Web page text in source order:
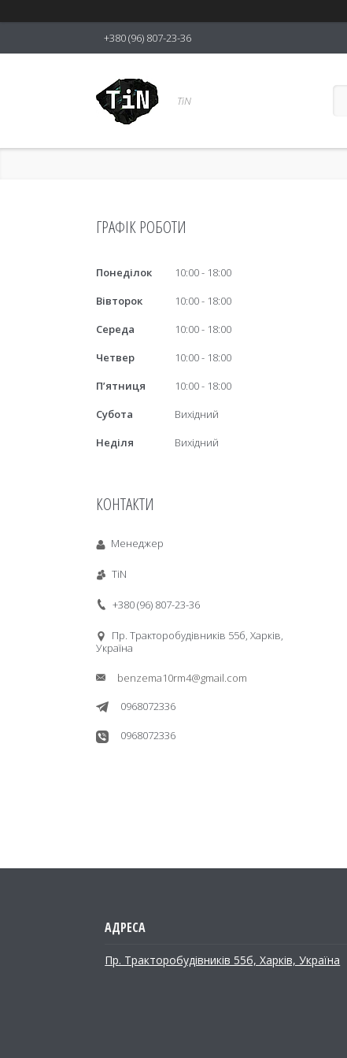
+380 (96) 807-23-36
TiN
ГРАФІК РОБОТИ
Понеділок 10:00
18:00
Вівторок
10:00
18:00
Середа
10:00
18:00
Четвер
10:00
18:00
Пʼятниця
10:00
18:00
Субота
Вихідний
Неділя
Вихідний
КОНТАКТИ
Менеджер
TiN
+380 (96) 807-23-36
Пр. Тракторобудiвникiв 55б, Харків,
Україна
benzema10rm4@gmail.com
0968072336
0968072336
Пр. Тракторобудiвникiв 55б, Харків, Україна